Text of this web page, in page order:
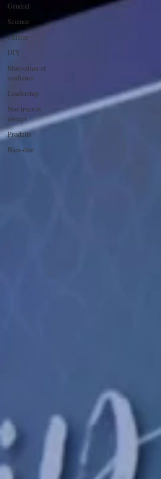
Général
Science
Cuisine
DIY
Motivation et
confiance
Leadership
Nos trucs et
astuces
Produits
Bien-être